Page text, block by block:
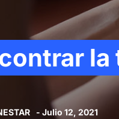
la
- Julio 12, 2021